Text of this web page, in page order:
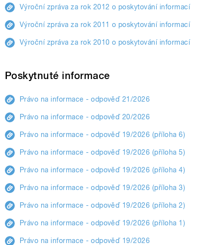
Výroční zpráva za rok 2012 o poskytování informací
Výroční zpráva za rok 2011 o poskytování informací
Výroční zpráva za rok 2010 o poskytování informací
Poskytnuté informace
Právo na informace - odpověď 21/2026
Právo na informace - odpověď 20/2026
Právo na informace - odpověď 19/2026 (příloha 6)
Právo na informace - odpověď 19/2026 (příloha 5)
Právo na informace - odpověď 19/2026 (příloha 4)
Právo na informace - odpověď 19/2026 (příloha 3)
Právo na informace - odpověď 19/2026 (příloha 2)
Právo na informace - odpověď 19/2026 (příloha 1)
Právo na informace - odpověď 19/2026